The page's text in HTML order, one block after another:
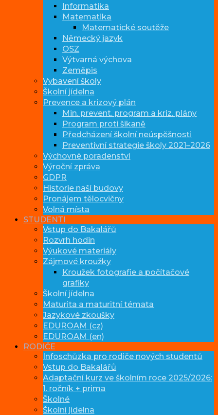
Informatika
Matematika
Matematické soutěže
Německý jazyk
OSZ
Výtvarná výchova
Zeměpis
Vybavení školy
Školní jídelna
Prevence a krizový plán
Min. prevent. program a kriz. plány
Program proti šikaně
Předcházení školní neúspěšnosti
Preventivní strategie školy 2021–2026
Výchovné poradenství
Výroční zpráva
GDPR
Historie naší budovy
Pronájem tělocvičny
Volná místa
STUDENTI
Vstup do Bakalářů
Rozvrh hodin
Výukové materiály
Zájmové kroužky
Kroužek fotografie a počítačové
grafiky
Školní jídelna
Maturita a maturitní témata
Jazykové zkoušky
EDUROAM (cz)
EDUROAM (en)
RODIČE
Infoschůzka pro rodiče nových studentů
Vstup do Bakalářů
Adaptační kurz ve školním roce 2025/2026:
1. ročník + prima
Školné
Školní jídelna